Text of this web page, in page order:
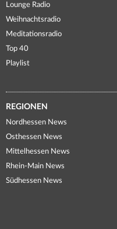
Lounge Radio
Weihnachtsradio
Meditationsradio
Top 40
Playlist
REGIONEN
Nordhessen News
Osthessen News
Mittelhessen News
Rhein-Main News
Südhessen News